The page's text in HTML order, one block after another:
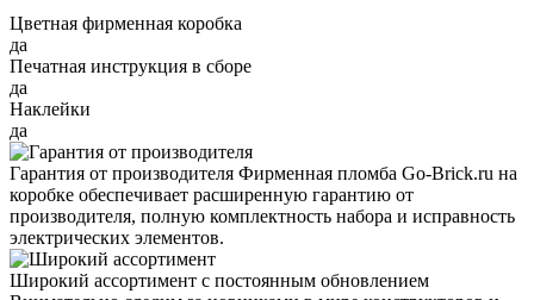
Цветная фирменная коробка
да
Печатная инструкция в сборе
да
Наклейки
да
Гарантия от производителя Фирменная пломба Go-Brick.ru на
коробке обеспечивает расширенную гарантию от
производителя, полную комплектность набора и исправность
электрических элементов.
Широкий ассортимент с постоянным обновлением